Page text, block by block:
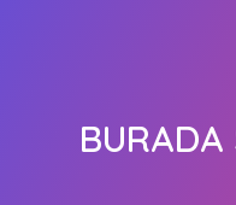
BURADA